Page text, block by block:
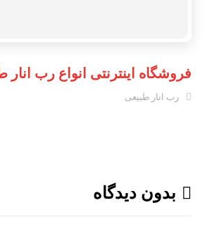
فروشگاه اینترنتی انواع رب
رب انار طبیعی
بدون دیدگاه